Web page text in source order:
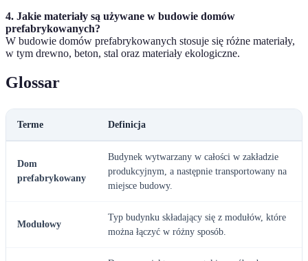
4. Jakie materiały są używane w budowie domów
prefabrykowanych?
W budowie domów prefabrykowanych stosuje się różne materiały,
w tym drewno, beton, stal oraz materiały ekologiczne.
Glossar
Terme Definicja
Dom
prefabrykowany
Budynek wytwarzany w całości w zakładzie
produkcyjnym, a następnie transportowany na
miejsce budowy.
Modułowy
Typ budynku składający się z modułów, które
można łączyć w różny sposób.